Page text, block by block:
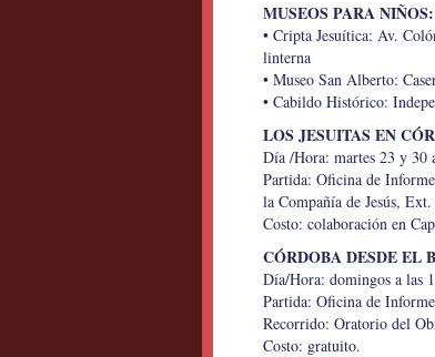
MUSEOS PARA NIÑOS:
• Cripta Jesuítica: Av.
linterna
• Museo San Alberto:
• Cabildo Histórico:
LOS JESUITAS EN
Día /Hora: martes 23 y 30
Partida: Oficina de
la Compañía de Jesús,
Costo: colaboración en
CÓRDOBA DESDE EL
Día/Hora: domingos a las
Partida: Oficina de
Recorrido: Oratorio del
Costo: gratuito.